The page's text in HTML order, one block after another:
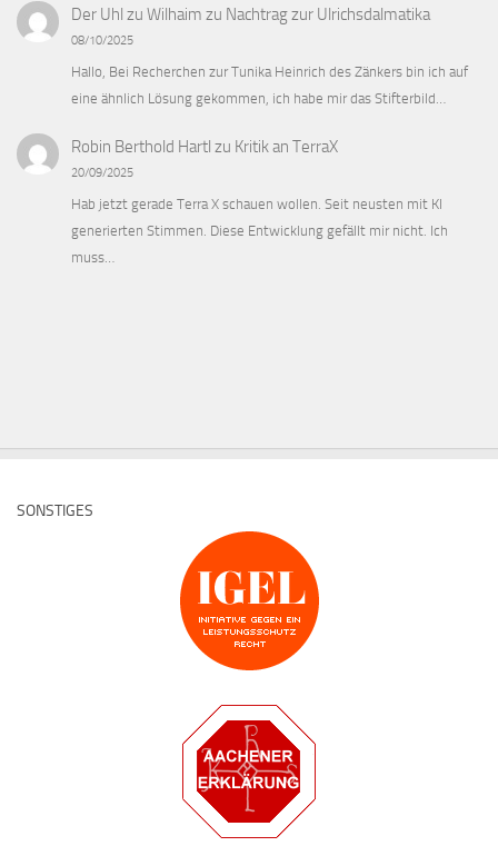
Der Uhl zu Wilhaim zu Nachtrag zur Ulrichsdalmatika
08/10/2025
Hallo, Bei Recherchen zur Tunika Heinrich des Zänkers bin ich auf
eine ähnlich Lösung gekommen, ich habe mir das Stifterbild…
Robin Berthold Hartl zu Kritik an TerraX
20/09/2025
Hab jetzt gerade Terra X schauen wollen. Seit neusten mit KI
generierten Stimmen. Diese Entwicklung gefällt mir nicht. Ich
muss…
SONSTIGES